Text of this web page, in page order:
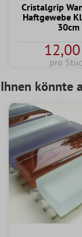
Cristalgrip
Haftgewebe
30cm
pro
Ihnen könnte